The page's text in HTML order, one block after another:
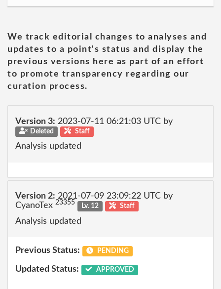
We track editorial changes to analyses and
updates to a point's status and display the
previous versions here as part of an effort
to promote transparency regarding our
curation process.
Version 3: 2023-07-11 06:21:03 UTC by
Deleted Staff
Analysis updated
Version 2: 2021-07-09 23:09:22 UTC by
CyanoTex 23355 Lv. 12 Staff
Analysis updated
Previous Status: PENDING
Updated Status: APPROVED